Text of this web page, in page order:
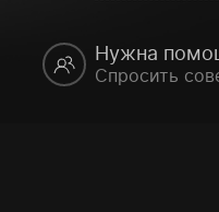
Нужна
Спросить